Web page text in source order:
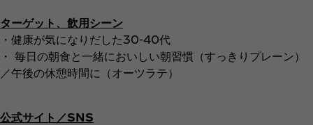
ターゲット、飲用シーン
・健康が気になりだした30-40代
・ 毎日の朝食と一緒においしい朝習慣（すっきりプレーン）
／午後の休憩時間に（オーツラテ）
公式サイト／SNS